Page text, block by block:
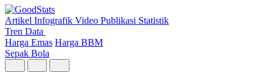
Artikel Infografik Video Publikasi Statistik
Tren Data
Harga Emas Harga BBM
Sepak Bola